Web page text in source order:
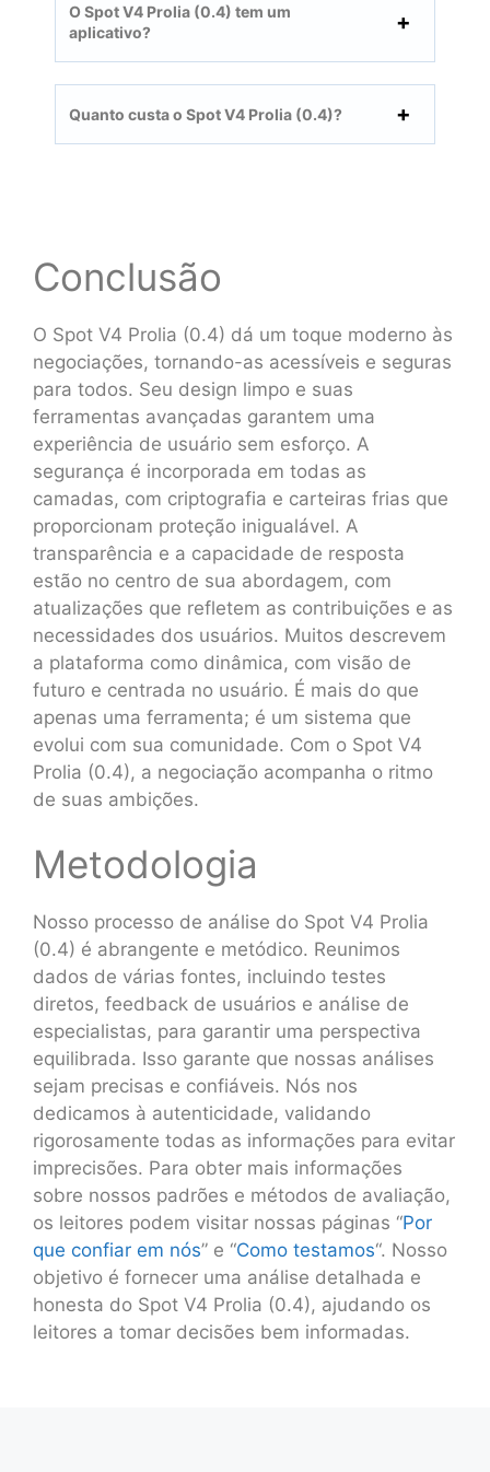
O Spot V4 Prolia (0.4) tem um
aplicativo?
Quanto custa o Spot V4 Prolia (0.4)?
Conclusão
O Spot V4 Prolia (0.4) dá um toque moderno às
negociações, tornando-as acessíveis e seguras
para todos. Seu design limpo e suas
ferramentas avançadas garantem uma
experiência de usuário sem esforço. A
segurança é incorporada em todas as
camadas, com criptografia e carteiras frias que
proporcionam proteção inigualável. A
transparência e a capacidade de resposta
estão no centro de sua abordagem, com
atualizações que refletem as contribuições e as
necessidades dos usuários. Muitos descrevem
a plataforma como dinâmica, com visão de
futuro e centrada no usuário. É mais do que
apenas uma ferramenta; é um sistema que
evolui com sua comunidade. Com o Spot V4
Prolia (0.4), a negociação acompanha o ritmo
de suas ambições.
Metodologia
Nosso processo de análise do Spot V4 Prolia
(0.4) é abrangente e metódico. Reunimos
dados de várias fontes, incluindo testes
diretos, feedback de usuários e análise de
especialistas, para garantir uma perspectiva
equilibrada. Isso garante que nossas análises
sejam precisas e confiáveis. Nós nos
dedicamos à autenticidade, validando
rigorosamente todas as informações para evitar
imprecisões. Para obter mais informações
sobre nossos padrões e métodos de avaliação,
os leitores podem visitar nossas páginas “Por
que confiar em nós” e “Como testamos“. Nosso
objetivo é fornecer uma análise detalhada e
honesta do Spot V4 Prolia (0.4), ajudando os
leitores a tomar decisões bem informadas.